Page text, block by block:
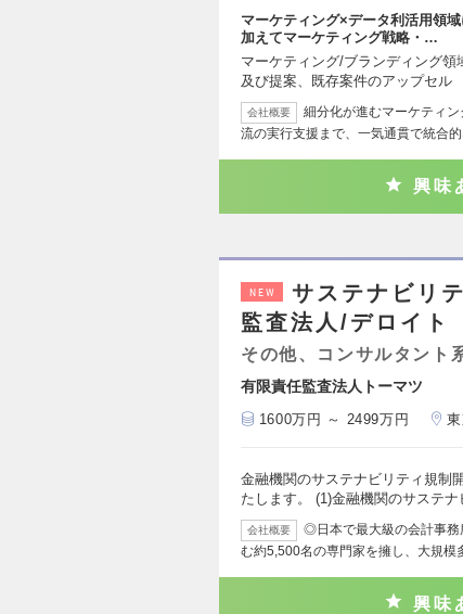
マーケティング×データ利活用領
加えてマーケティング戦略・…
マーケティング/ブランディング
及び提案、既存案件のアップセル
会社概要
細分化が進むマーケティ
流の実行支援まで、一気通貫で統合
興味
NEW
サステナビリ
監査法人/デロイト
その他、コンサルタント
有限責任監査法人トーマツ
1600万円 ～ 2499万円
金融機関のサステナビリティ規制
たします。 (1)金融機関のサステナ
会社概要
◎日本で最大級の会計事
む約5,500名の専門家を擁し、大規模
興味